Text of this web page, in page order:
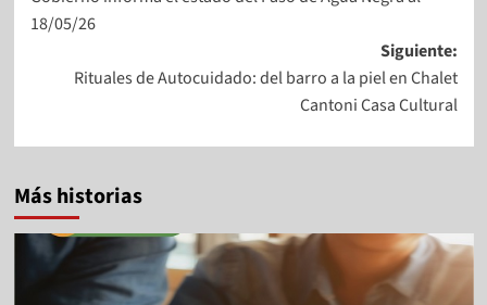
18/05/26
Siguiente:
Rituales de Autocuidado: del barro a la piel en Chalet
Cantoni Casa Cultural
Más historias